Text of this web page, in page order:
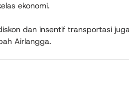
ekonomi.
dan insentif transportasi
Airlangga.